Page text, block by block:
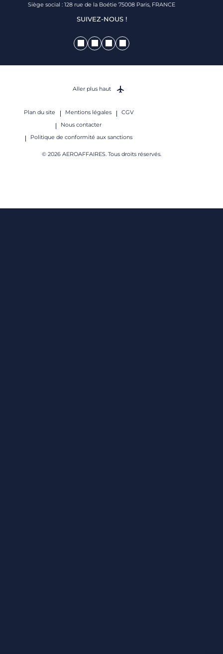
Siège social : 128 rue de la Boétie 75008 Paris, FRANCE
SUIVEZ-NOUS !
Plan du site Mentions légales
CGV
Nous contacter
Politique de conformité aux sanctions
© 2026 AEROAFFAIRES. Tous droits réservés.
Aller plus haut